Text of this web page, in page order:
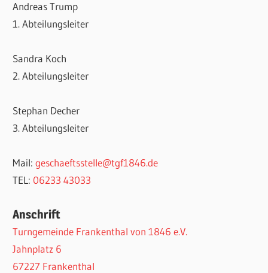
Andreas Trump
1. Abteilungsleiter
Sandra Koch
2. Abteilungsleiter
Stephan Decher
3. Abteilungsleiter
Mail:geschaeftsstelle@tgf1846.de
TEL: 06233 43033
Anschrift
Turngemeinde Frankenthal von 1846 e.V.
Jahnplatz 6
67227 Frankenthal